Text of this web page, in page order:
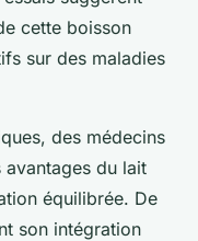
cette boisson
sur des maladies
des médecins
du lait
équilibrée. De
son intégration